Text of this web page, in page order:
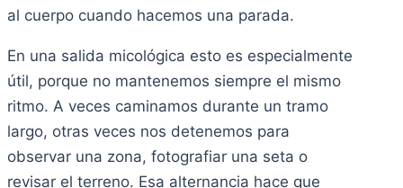
al cuerpo cuando hacemos una parada.
En una salida micológica esto es especialmente
útil, porque no mantenemos siempre el mismo
ritmo. A veces caminamos durante un tramo
largo, otras veces nos detenemos para
observar una zona, fotografiar una seta o
revisar el terreno. Esa alternancia hace que